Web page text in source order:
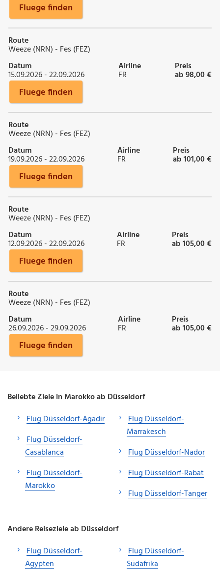
Fluege finden
Route
Weeze (NRN) - Fes (FEZ)
Datum
15.09.2026 - 22.09.2026
Airline
FR
Preis
ab 98,00 €
Fluege finden
Route
Weeze (NRN) - Fes (FEZ)
Datum
19.09.2026 - 22.09.2026
Airline
FR
Preis
ab 101,00 €
Fluege finden
Route
Weeze (NRN) - Fes (FEZ)
Datum
12.09.2026 - 22.09.2026
Airline
FR
Preis
ab 105,00 €
Fluege finden
Route
Weeze (NRN) - Fes (FEZ)
Datum
26.09.2026 - 29.09.2026
Airline
FR
Preis
ab 105,00 €
Fluege finden
Beliebte Ziele in Marokko ab Düsseldorf
Flug Düsseldorf-Agadir
Flug Düsseldorf-
Casablanca
Flug Düsseldorf-
Marokko
Flug Düsseldorf-
Marrakesch
Flug Düsseldorf-Nador
Flug Düsseldorf-Rabat
Flug Düsseldorf-Tanger
Andere Reiseziele ab Düsseldorf
Flug Düsseldorf-
Ägypten
Flug Düsseldorf-
Südafrika